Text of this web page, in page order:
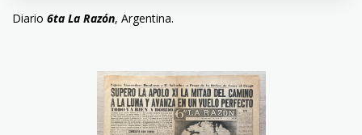
Diario 6ta La Razón, Argentina.